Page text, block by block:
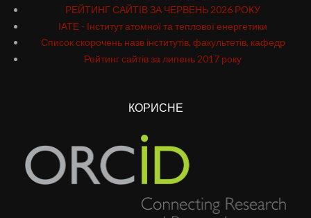
РЕЙТИНГ САЙТІВ ЗА ЧЕРВЕНЬ 2026 РОКУ
ІАТЕ - Інститут атомної та теплової енергетики
Список скорочень назв інститутів, факультетів, кафедр
Рейтинг сайтів за липень 2017 року
КОРИСНЕ